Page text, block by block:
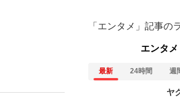
けない資産運用のすべて
「エンタメ」記事の
エンタメ
最新 24時間 週
ヤ